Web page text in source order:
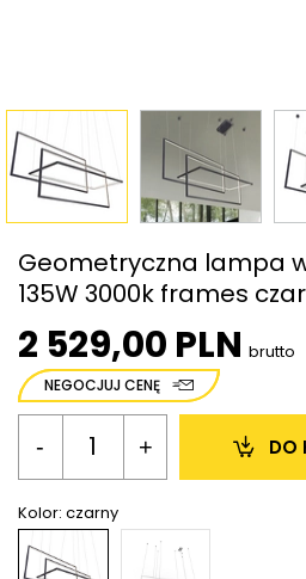
Geometryczna lampa
135W 3000k frames
2 529,00 PLN brutto
NEGOCJUJ CENĘ
Kolor: czarny
- + DO